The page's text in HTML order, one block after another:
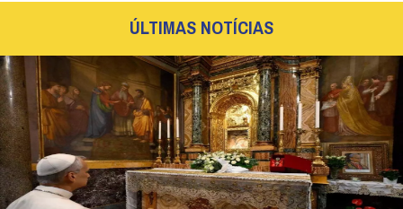
ÚLTIMAS NOTÍCIAS